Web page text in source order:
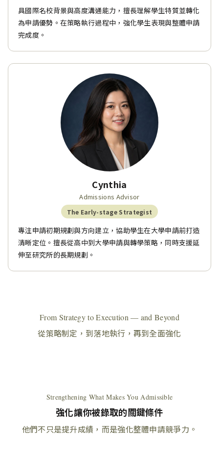
具國際名校背景與高度溝通能力，擅長理解學生特質並轉化
為申請優勢。在策略執行過程中，強化學生表現與整體申請
完成度。
Cynthia
Admissions Advisor
The Early-stage Strategist
專注申請初期規劃與方向建立，協助學生在大學申請前打造
清晰定位。擅長從高中到大學申請與轉學策略，同時支援延
伸至研究所的長期規劃。
From Strategy to Execution — and Beyond
從策略制定，到落地執行，再到全面強化
Strengthening What Makes You Admissible
強化讓你被錄取的關鍵條件
他們不只是提升成績，而是強化整體申請競爭力。